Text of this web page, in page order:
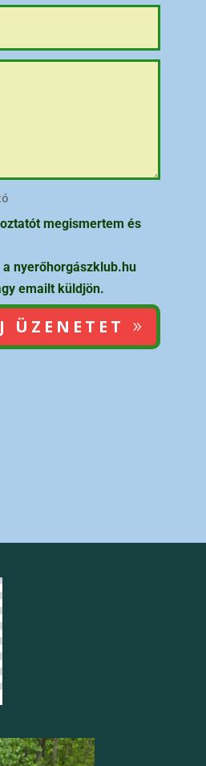
megismertem és
nyerőhorgászklub.hu
emailt küldjön.
ÜZENETET